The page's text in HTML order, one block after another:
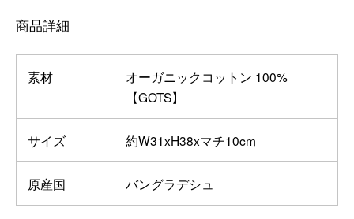
商品詳細
素材
オーガニックコットン 100%
【GOTS】
サイズ 約W31xH38xマチ10cm
原産国 バングラデシュ